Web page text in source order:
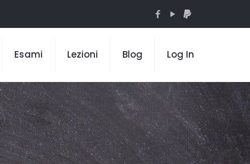
Esami Lezioni Blog Log In